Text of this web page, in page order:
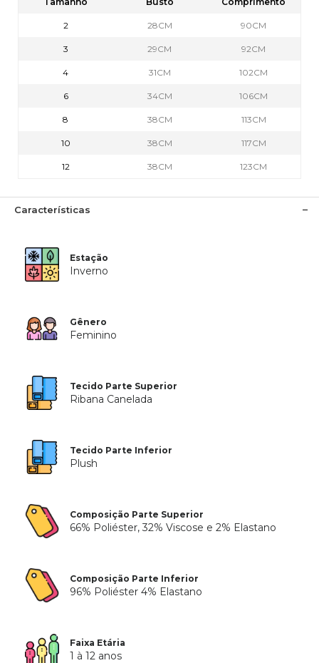
2 28CM 90CM
3 29CM 92CM
4 31CM 102CM
6 34CM 106CM
8 38CM 113CM
10 38CM 117CM
12 38CM 123CM
Características
Estação
Inverno
Gênero
Feminino
Tecido Parte Superior
Ribana Canelada
Tecido Parte Inferior
Plush
Composição Parte Superior
66% Poliéster, 32% Viscose e 2% Elastano
Composição Parte Inferior
96% Poliéster 4% Elastano
Faixa Etária
1 à 12 anos